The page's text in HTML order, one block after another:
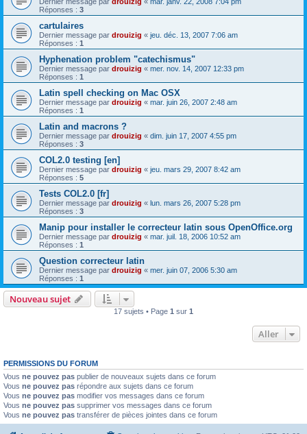
Réponses : 3
cartulaires
Dernier message par drouizig « jeu. déc. 13, 2007 7:06 am
Réponses : 1
Hyphenation problem "catechismus"
Dernier message par drouizig « mer. nov. 14, 2007 12:33 pm
Réponses : 1
Latin spell checking on Mac OSX
Dernier message par drouizig « mar. juin 26, 2007 2:48 am
Réponses : 1
Latin and macrons ?
Dernier message par drouizig « dim. juin 17, 2007 4:55 pm
Réponses : 3
COL2.0 testing [en]
Dernier message par drouizig « jeu. mars 29, 2007 8:42 am
Réponses : 5
Tests COL2.0 [fr]
Dernier message par drouizig « lun. mars 26, 2007 5:28 pm
Réponses : 3
Manip pour installer le correcteur latin sous OpenOffice.org
Dernier message par drouizig « mar. juil. 18, 2006 10:52 am
Réponses : 1
Question correcteur latin
Dernier message par drouizig « mer. juin 07, 2006 5:30 am
Réponses : 1
Nouveau sujet
17 sujets • Page 1 sur 1
Aller
PERMISSIONS DU FORUM
Vous ne pouvez pas publier de nouveaux sujets dans ce forum
Vous ne pouvez pas répondre aux sujets dans ce forum
Vous ne pouvez pas modifier vos messages dans ce forum
Vous ne pouvez pas supprimer vos messages dans ce forum
Vous ne pouvez pas transférer de pièces jointes dans ce forum